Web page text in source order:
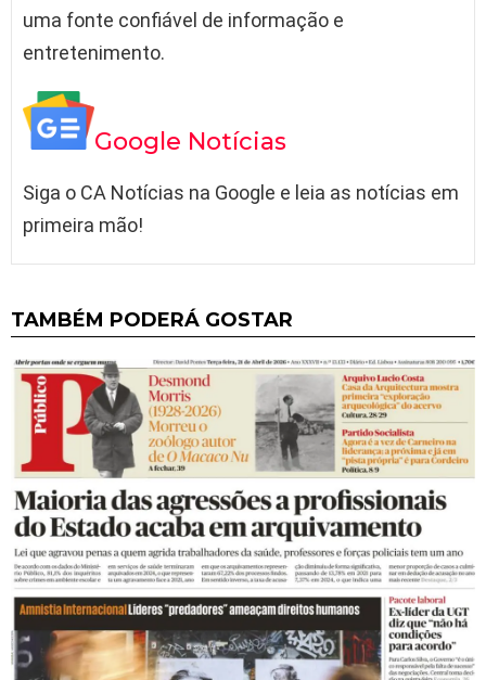
uma fonte confiável de informação e
entretenimento.
Google Notícias
Siga o CA Notícias na Google e leia as notícias em
primeira mão!
TAMBÉM PODERÁ GOSTAR